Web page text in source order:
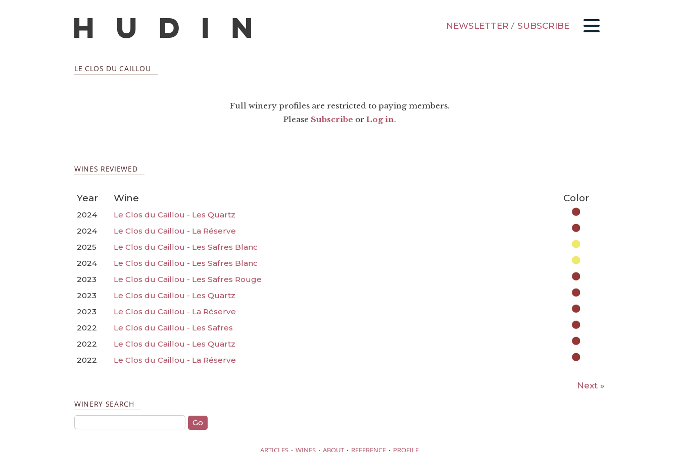
NEWSLETTER / SUBSCRIBE
LE CLOS DU CAILLOU
Full winery profiles are restricted to paying members.
Please Subscribe or Log in.
WINES REVIEWED
Year Wine Color
2024
Le Clos du Caillou - Les Quartz
2024
Le Clos du Caillou - La Réserve
2025
Le Clos du Caillou - Les Safres Blanc
2024
Le Clos du Caillou - Les Safres Blanc
2023
Le Clos du Caillou - Les Safres Rouge
2023
Le Clos du Caillou - Les Quartz
2023
Le Clos du Caillou - La Réserve
2022
Le Clos du Caillou - Les Safres
2022
Le Clos du Caillou - Les Quartz
2022
Le Clos du Caillou - La Réserve
Next »
WINERY SEARCH
ARTICLES · WINES · ABOUT · REFERENCE · PROFILE